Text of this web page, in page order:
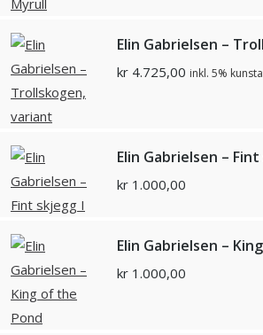
Elin Gabrielsen –
kr 4.725,00 inkl. 5%
Elin Gabrielsen –
kr 1.000,00
Elin Gabrielsen –
kr 1.000,00